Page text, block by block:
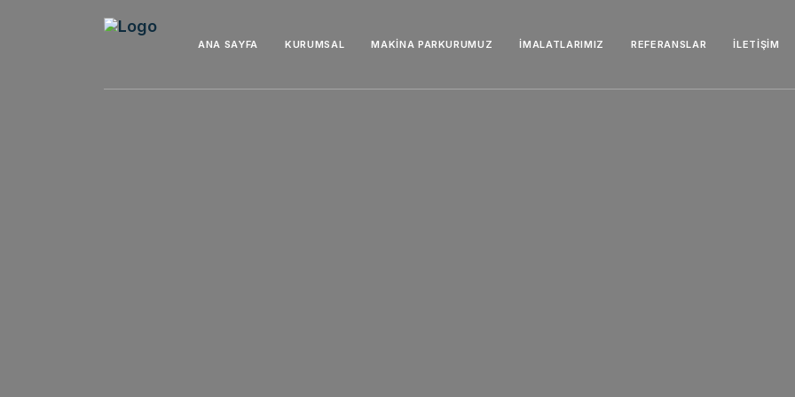
ANA SAYFA KURUMSAL MAKİNA PARKURUMUZ İMALATLARIMIZ REFERANSLAR İLETIŞIM